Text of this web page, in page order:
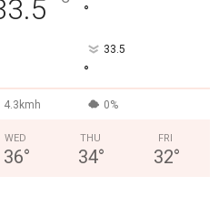
°
33.5
°
4.3kmh 0%
WED
36°
THU
34°
FRI
32°